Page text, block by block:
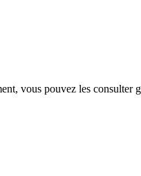
vous pouvez les consulter